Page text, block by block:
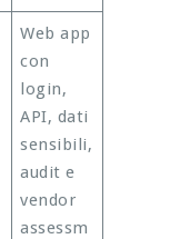
Web app
con
login,
API, dati
sensibili,
audit e
vendor
assessm